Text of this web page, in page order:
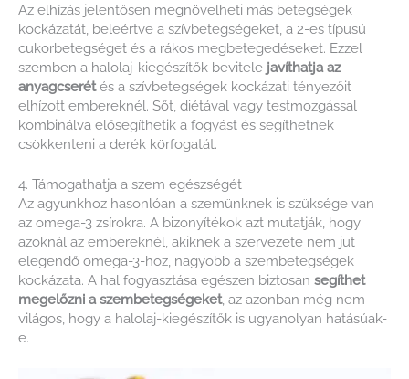
Az elhízás jelentősen megnövelheti más betegségek
kockázatát, beleértve a szívbetegségeket, a 2-es típusú
cukorbetegséget és a rákos megbetegedéseket. Ezzel
szemben a halolaj-kiegészítők bevitele javíthatja az
anyagcserétés a szívbetegségek kockázati tényezőit
elhízott embereknél. Sőt, diétával vagy testmozgással
kombinálva elősegíthetik a fogyást és segíthetnek
csökkenteni a derék körfogatát.
4. Támogathatja a szem egészségét
Az agyunkhoz hasonlóan a szemünknek is szüksége van
az omega-3 zsírokra. A bizonyítékok azt mutatják, hogy
azoknál az embereknél, akiknek a szervezete nem jut
elegendő omega-3-hoz, nagyobb a szembetegségek
kockázata. A hal fogyasztása egészen biztosan segíthet
megelőzni a szembetegségeket, az azonban még nem
világos, hogy a halolaj-kiegészítők is ugyanolyan hatásúak-
e.